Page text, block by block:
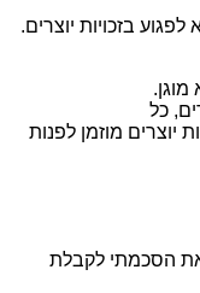
בזכויות יוצרים.
מוזמן לפנות
הסכמתי לקבלת